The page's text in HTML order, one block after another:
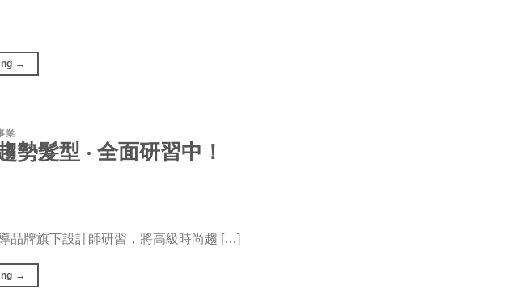
→
業
髮型 ‧ 全面研習中！
品牌旗下設計師研習，將高級時尚趨 […]
→